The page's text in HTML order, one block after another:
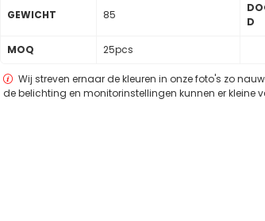
GEWICHT 85
D
MOQ 25pcs
Wij streven ernaar de kleuren in onze foto's zo
de belichting en monitorinstellingen kunnen er kleine